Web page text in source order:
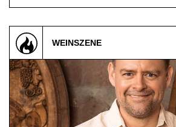
WEINSZENE